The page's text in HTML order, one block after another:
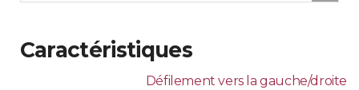
Caractéristiques
Défilement vers la gauche/droite